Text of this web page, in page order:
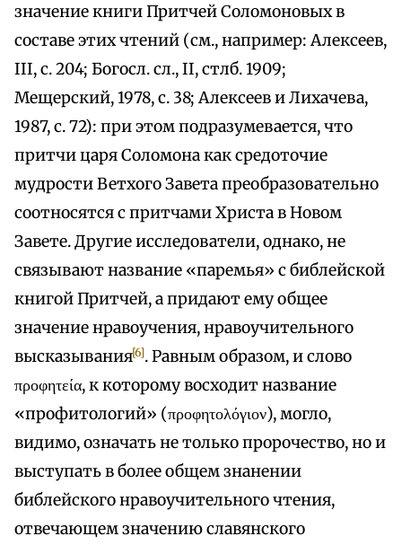
значение книги Притчей Соломоновых в
составе этих чтений (см., например: Алексеев,
III, с. 204; Богосл. сл., II, стлб. 1909;
Мещерский, 1978, с. 38; Алексеев и Лихачева,
1987, с. 72): при этом подразумевается, что
притчи царя Соломона как средоточие
мудрости Ветхого Завета преобразовательно
соотносятся с притчами Христа в Новом
Завете. Другие исследователи, однако, не
связывают название «паремья» с библейской
книгой Притчей, а придают ему общее
значение нравоучения, нравоучительного
высказывания[6]. Равным образом, и слово
προφητεία, к которому восходит название
«профитологий» (προφητολόγιον), могло,
видимо, означать не только пророчество, но и
выступать в более общем знанении
библейского нравоучительного чтения,
отвечающем значению славянского